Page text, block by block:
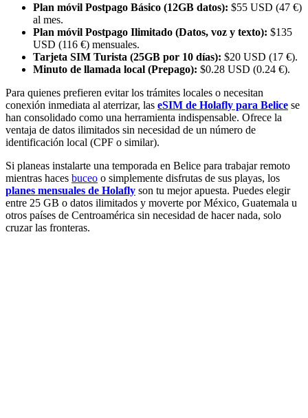
Plan móvil Postpago Básico (12GB datos): $55 USD (47 €)
al mes.
Plan móvil Postpago Ilimitado (Datos, voz y texto): $135
USD (116 €) mensuales.
Tarjeta SIM Turista (25GB por 10 días): $20 USD (17 €).
Minuto de llamada local (Prepago): $0.28 USD (0.24 €).
Para quienes prefieren evitar los trámites locales o necesitan
conexión inmediata al aterrizar, las eSIM de Holafly para Belice se
han consolidado como una herramienta indispensable. Ofrece la
ventaja de datos ilimitados sin necesidad de un número de
identificación local (CPF o similar).
Si planeas instalarte una temporada en Belice para trabajar remoto
mientras haces buceo o simplemente disfrutas de sus playas, los
planes mensuales de Holafly son tu mejor apuesta. Puedes elegir
entre 25 GB o datos ilimitados y moverte por México, Guatemala u
otros países de Centroamérica sin necesidad de hacer nada, solo
cruzar las fronteras.